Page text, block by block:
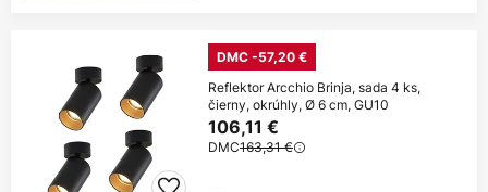
DMC -57,20 €
Reflektor Arcchio Brinja, sada 4 ks,
čierny, okrúhly, Ø 6 cm, GU10
106,11 €
DMC163,31 €